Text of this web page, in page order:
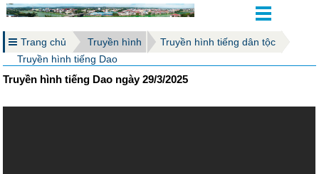
Trang chủ Truyền hình
Truyền hình tiếng dân tộc
Truyền hình tiếng Dao
Truyền hình tiếng Dao ngày 29/3/2025